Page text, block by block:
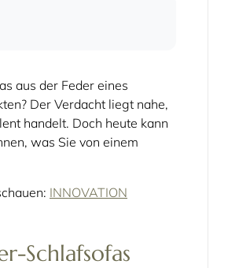
aus der Feder eines
Der Verdacht liegt nahe,
handelt. Doch heute kann
was Sie von einem
INNOVATION
Schlafsofas